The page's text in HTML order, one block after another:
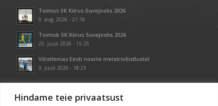
Hindame teie privaatsust
Toimus SK Kiirus Suvejooks 2026
9. aug. 2026 - 21:16
Toimub SK Kiirus Suvejooks 2026
25. juuli 2026 - 15:25
Võistlemas Eesti noorte meistrivõistlustel
3. juuli 2026 - 18:23